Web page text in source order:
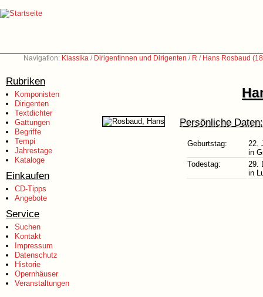
Navigation: Klassika / Dirigentinnen und Dirigenten / R / Hans Rosbaud
Rubriken
Komponisten
Dirigenten
Textdichter
Gattungen
Begriffe
Tempi
Jahrestage
Kataloge
Einkaufen
CD-Tipps
Angebote
Service
Suchen
Kontakt
Impressum
Datenschutz
Historie
Opernhäuser
Veranstaltungen
Persönliche Daten:
Geburtstag:
22.
in
Todestag:
29.
in